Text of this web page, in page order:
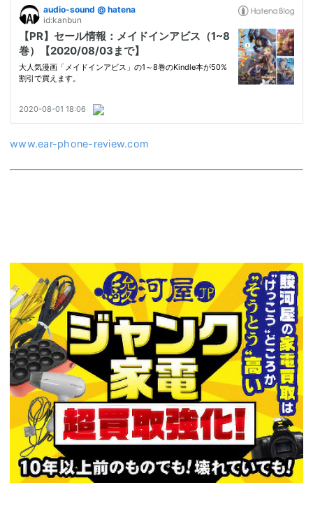
www.ear-phone-review.com